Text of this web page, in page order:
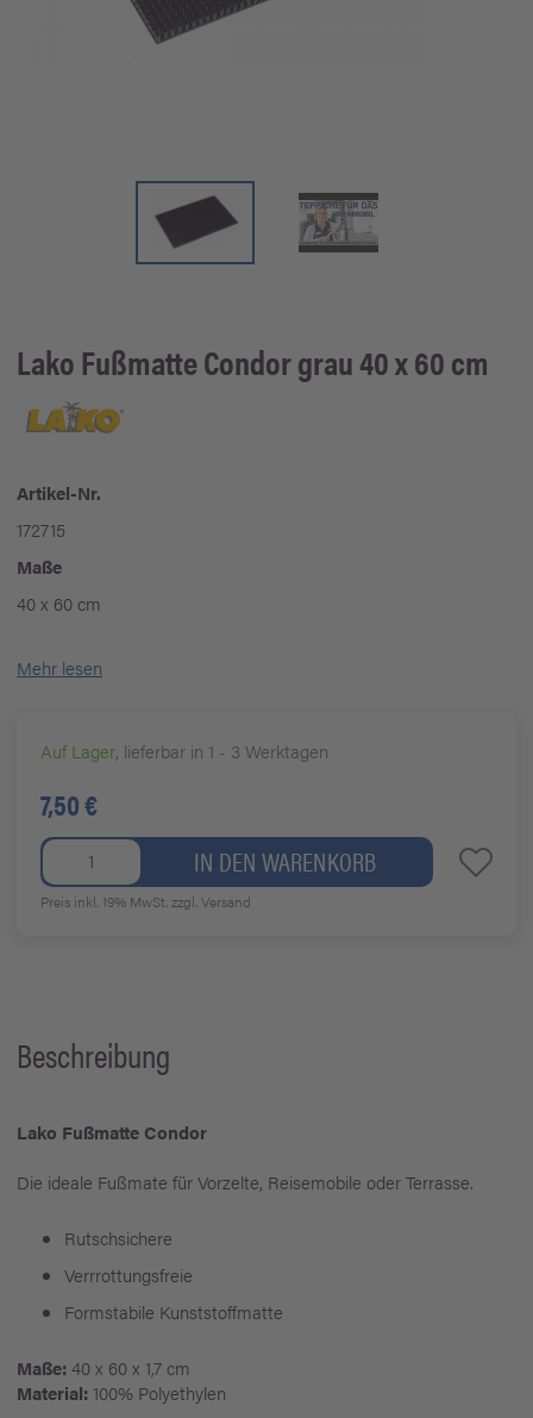
Lako Fußmatte Condor grau 40 x 60 cm
Artikel-Nr.
172715
Maße
40 x 60 cm
Mehr lesen
Auf Lager, lieferbar in 1 - 3 Werktagen
7,50 €
IN DEN WARENKORB
Preis inkl. 19% MwSt.zzgl. Versand
Beschreibung
Lako Fußmatte Condor
Die ideale Fußmate für Vorzelte, Reisemobile oder Terrasse.
Rutschsichere
Verrrottungsfreie
Formstabile Kunststoffmatte
Maße: 40 x 60 x 1,7 cm
Material: 100% Polyethylen